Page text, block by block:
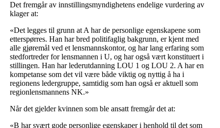
Det fremgår av innstillingsmyndighetens endelige vurdering av
klager at:
«Det legges til grunn at A har de personlige egenskapene som
etterspørres. Han har bred politifaglig bakgrunn, er kjent med
alle gjøremål ved et lensmannskontor, og har lang erfaring som
stedfortreder for lensmannen i U, og har også vært konstituert i
stillingen. Han har lederutdanning LOU 1 og LOU 2. A har en
kompetanse som det vil være både viktig og nyttig å ha i
regionens ledergruppe, samtidig som han også er aktuell som
regionlensmannens NK.»
Når det gjelder kvinnen som ble ansatt fremgår det at:
«B har svært gode personlige egenskaper i henhold til det som